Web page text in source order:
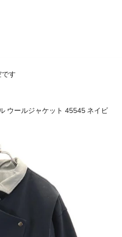
です
ウールジャケット 45545 ネイビ